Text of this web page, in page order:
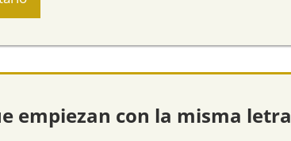
empiezan con la misma letra